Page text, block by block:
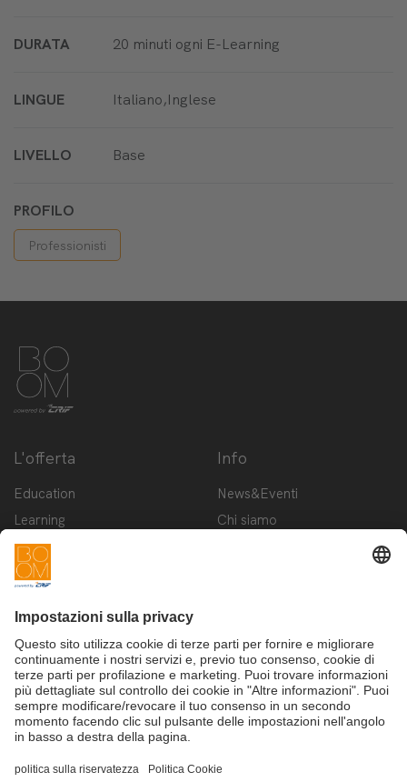
DURATA 20 minuti ogni E-Learning
LINGUE Italiano,Inglese
LIVELLO Base
PROFILO
Professionisti
L'offerta
Education
Learning
Innovation
Startup
Info
News&Eventi
Chi siamo
Iscriviti alla newsletter BOOM